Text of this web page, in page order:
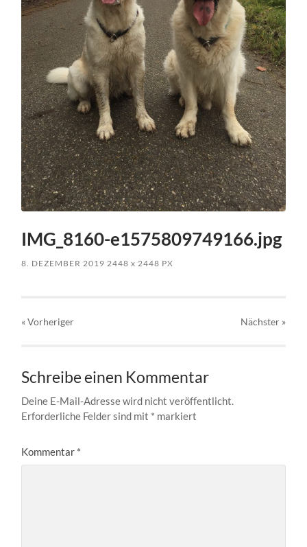
IMG_8160-e1575809749166.jpg
8. DEZEMBER 2019 2448x 2448 PX
« Vorheriger Nächster »
Schreibe einen Kommentar
Deine E-Mail-Adresse wird nicht veröffentlicht.
Erforderliche Felder sind mit * markiert
Kommentar *